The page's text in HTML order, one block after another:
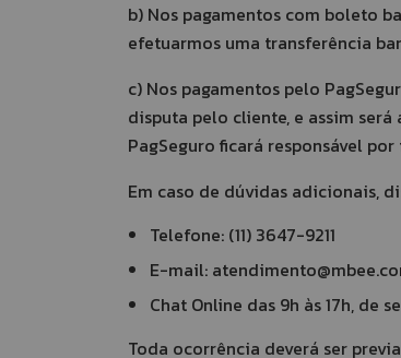
b) Nos pagamentos com boleto
efetuarmos uma transferência
c) Nos pagamentos pelo
disputa pelo cliente, e assim
PagSeguro ficará responsável
Em caso de dúvidas adicionais,
Telefone: (11) 3647-9211
E-mail:
Chat Online das 9h às 17h, de
Toda ocorrência deverá ser